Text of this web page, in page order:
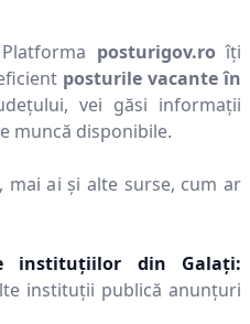
posturigov.roîți
posturile vacante în
vei găsi informații
muncă disponibile.
mai ai și alte surse, cum ar
instituțiilor din Galaţi:
instituții publică anunțuri